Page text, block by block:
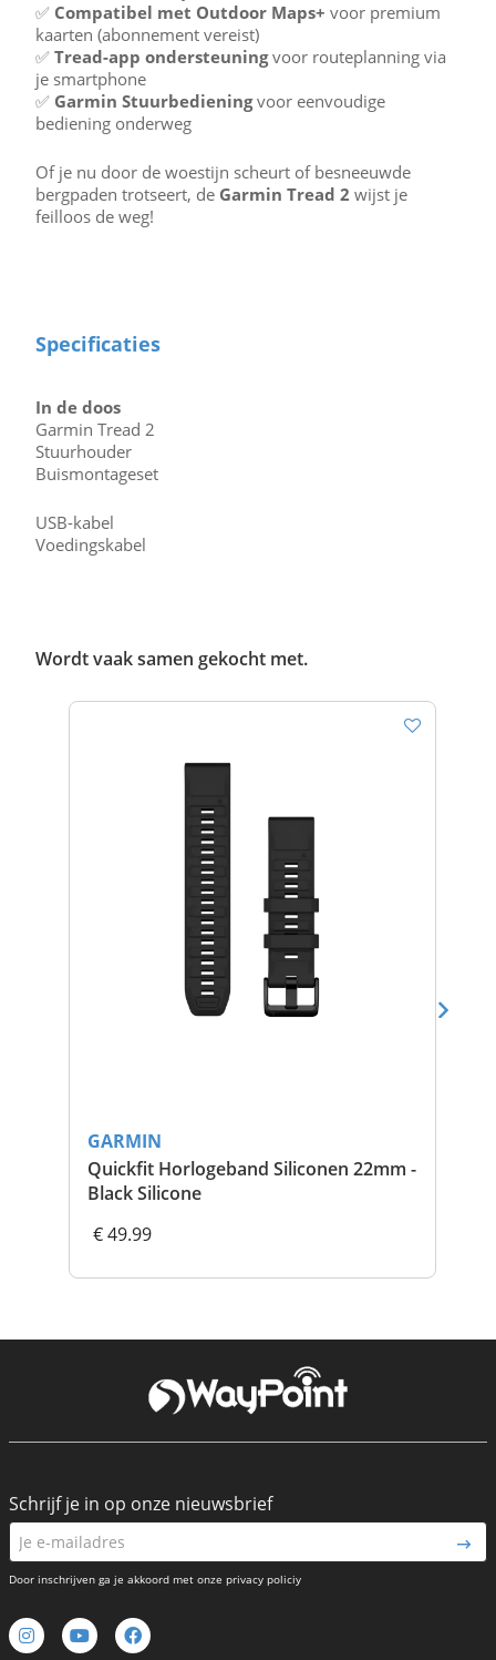
✅ Compatibel met Outdoor Maps+ voor premium
kaarten (abonnement vereist)
✅ Tread-app ondersteuningvoor routeplanning via
je smartphone
✅ Garmin Stuurbedieningvoor eenvoudige
bediening onderweg
Of je nu door de woestijn scheurt of besneeuwde
bergpaden trotseert, de Garmin Tread 2 wijst je
feilloos de weg!
Specificaties
In de doos
Garmin Tread 2
Stuurhouder
Buismontageset
USB-kabel
Voedingskabel
Wordt vaak samen gekocht met.
GARMIN
Quickfit Horlogeband Siliconen 22mm -
Black Silicone
€ 49.99
Schrijf je in op onze nieuwsbrief
Door inschrijven ga je akkoord met onze privacy policiy